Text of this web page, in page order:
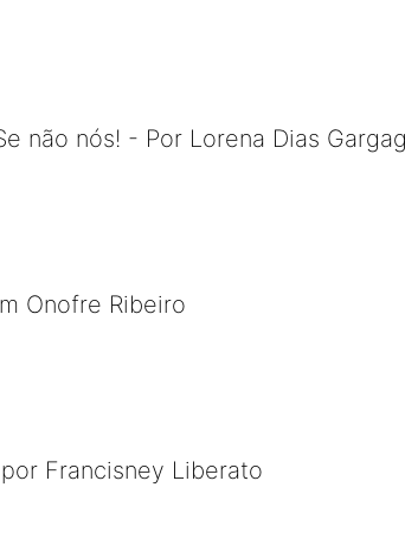
não nós! - Por Lorena Dias
Onofre Ribeiro
Francisney Liberato